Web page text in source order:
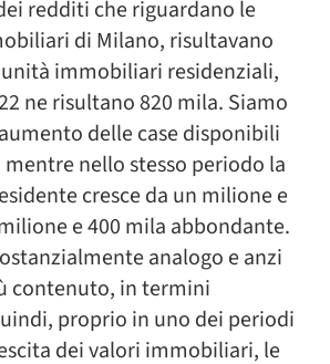
redditi che riguardano le
di Milano, risultavano
immobiliari residenziali,
ne risultano 820 mila. Siamo
delle case disponibili
mentre nello stesso periodo la
cresce da un milione e
e 400 mila abbondante.
analogo e anzi
contenuto, in termini
proprio in uno dei periodi
dei valori immobiliari, le